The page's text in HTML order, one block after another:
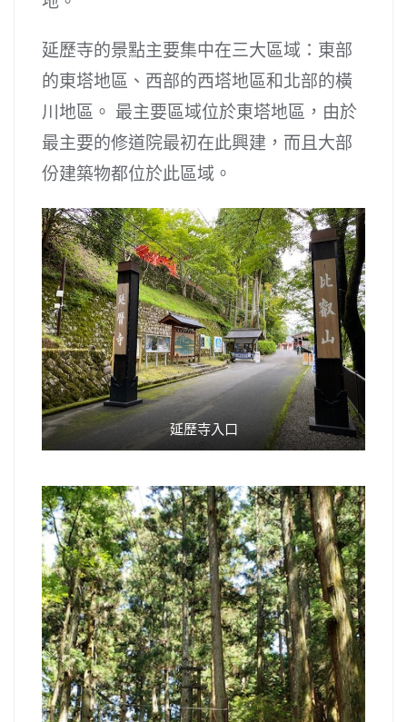
延歷寺的景點主要集中在三大區域：東部
的東塔地區、西部的西塔地區和北部的橫
川地區。 最主要區域位於東塔地區，由於
最主要的修道院最初在此興建，而且大部
份建築物都位於此區域。
延歷寺入口